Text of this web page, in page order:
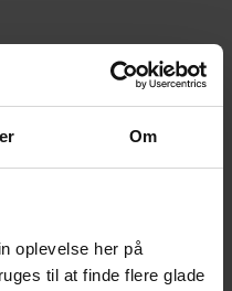
Om
oplevelse her på
til at finde flere glade
- or it doesn't exist. Please